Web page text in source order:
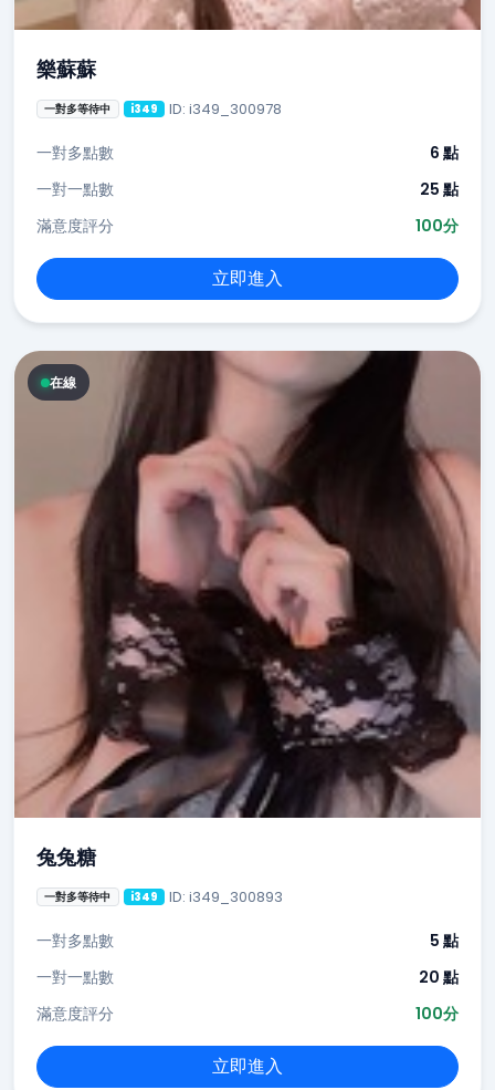
樂蘇蘇
一對多等待中 i349 ID: i349_300978
一對多點數
6 點
一對一點數
25 點
滿意度評分
100分
立即進入
在線
兔兔糖
一對多等待中 i349 ID: i349_300893
一對多點數
5 點
一對一點數
20 點
滿意度評分
100分
立即進入